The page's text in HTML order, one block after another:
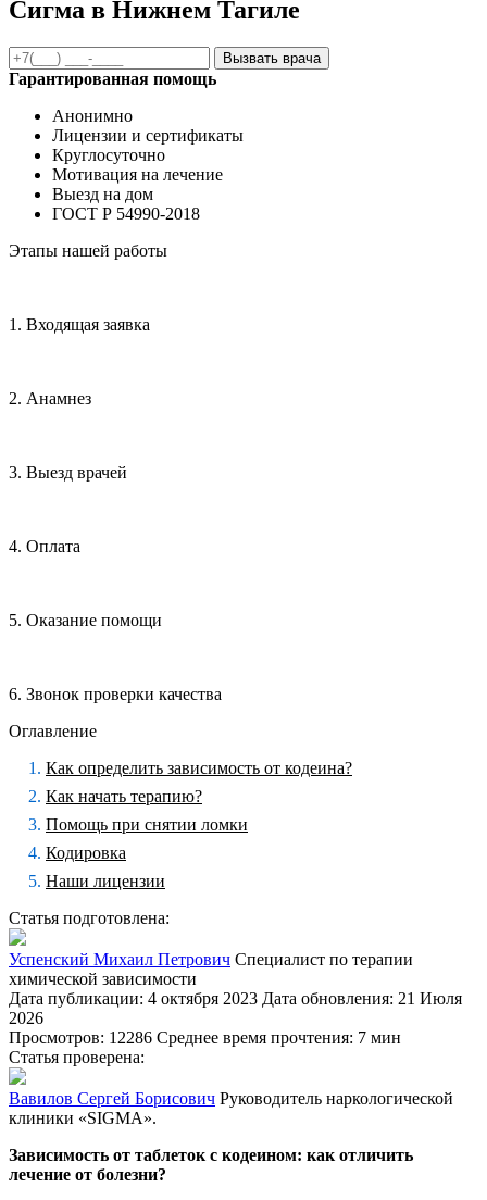
Сигма в Нижнем Тагиле
Вызвать врача
Гарантированная помощь
Анонимно
Лицензии и сертификаты
Круглосуточно
Мотивация на лечение
Выезд на дом
ГОСТ Р 54990-2018
Этапы нашей работы
1. Входящая заявка
2. Анамнез
3. Выезд врачей
4. Оплата
5. Оказание помощи
6. Звонок проверки качества
Оглавление
Как определить зависимость от кодеина?
Как начать терапию?
Помощь при снятии ломки
Кодировка
Наши лицензии
Статья подготовлена:
Успенский Михаил Петрович Специалист по терапии
химической зависимости
Дата публикации: 4 октября 2023 Дата обновления: 21 Июля
2026
Просмотров: 12286 Среднее время прочтения: 7 мин
Статья проверена:
Вавилов Сергей Борисович Руководитель наркологической
клиники «SIGMA».
Зависимость от таблеток с кодеином: как отличить
лечение от болезни?